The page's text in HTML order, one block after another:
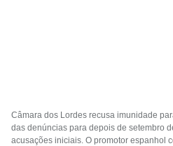
Câmara dos Lordes recusa imunidade
das denúncias para depois de setembro
acusações iniciais. O promotor espanhol